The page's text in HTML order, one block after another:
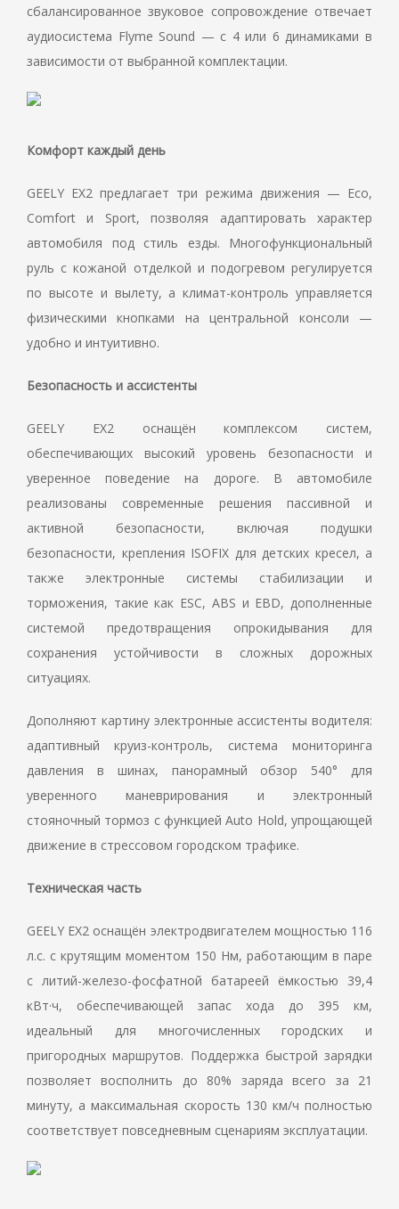
сбалансированное звуковое сопровождение отвечает
аудиосистема Flyme Sound — с 4 или 6 динамиками в
зависимости от выбранной комплектации.
Комфорт каждый день
GEELY EX2 предлагает три режима движения — Eco,
Comfort и Sport, позволяя адаптировать характер
автомобиля под стиль езды. Многофункциональный
руль с кожаной отделкой и подогревом регулируется
по высоте и вылету, а климат-контроль управляется
физическими кнопками на центральной консоли —
удобно и интуитивно.
Безопасность и ассистенты
GEELY EX2 оснащён комплексом систем,
обеспечивающих высокий уровень безопасности и
уверенное поведение на дороге. В автомобиле
реализованы современные решения пассивной и
активной безопасности, включая подушки
безопасности, крепления ISOFIX для детских кресел, а
также электронные системы стабилизации и
торможения, такие как ESC, ABS и EBD, дополненные
системой предотвращения опрокидывания для
сохранения устойчивости в сложных дорожных
ситуациях.
Дополняют картину электронные ассистенты водителя:
адаптивный круиз-контроль, система мониторинга
давления в шинах, панорамный обзор 540° для
уверенного маневрирования и электронный
стояночный тормоз с функцией Auto Hold, упрощающей
движение в стрессовом городском трафике.
Техническая часть
GEELY EX2 оснащён электродвигателем мощностью 116
л.с. с крутящим моментом 150 Нм, работающим в паре
с литий-железо-фосфатной батареей ёмкостью 39,4
кВт·ч, обеспечивающей запас хода до 395 км,
идеальный для многочисленных городских и
пригородных маршрутов. Поддержка быстрой зарядки
позволяет восполнить до 80% заряда всего за 21
минуту, а максимальная скорость 130 км/ч полностью
соответствует повседневным сценариям эксплуатации.